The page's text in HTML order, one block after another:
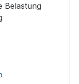
Belastung